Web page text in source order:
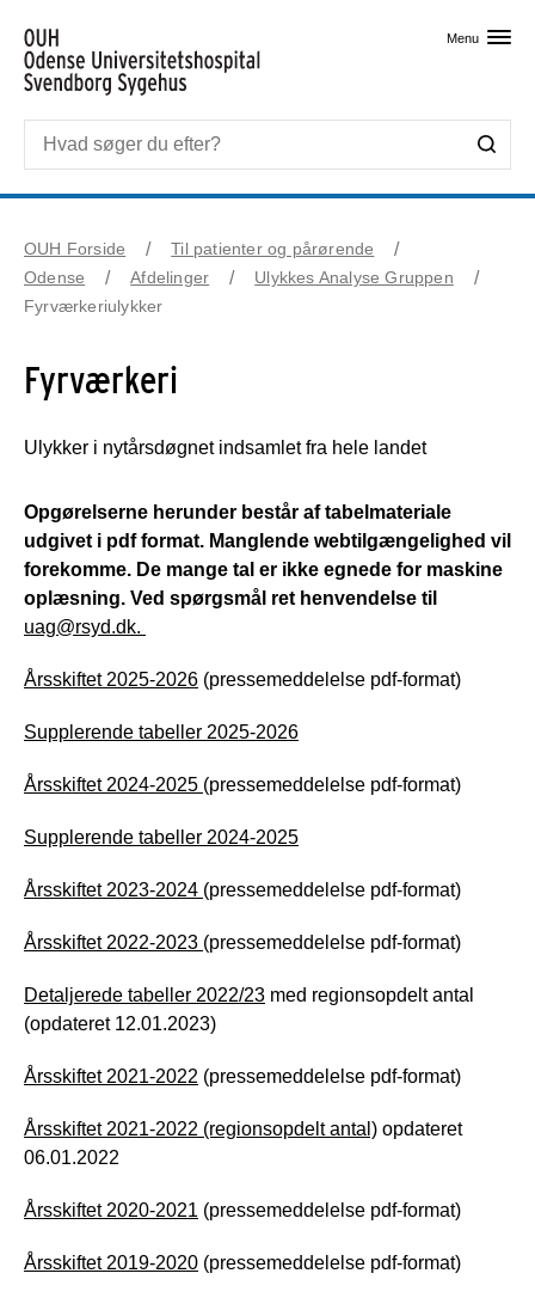
Menu
OUH Forside
Til patienter og pårørende
Odense
Afdelinger
Ulykkes Analyse Gruppen
Fyrværkeriulykker
Fyrværkeri
Ulykker i nytårsdøgnet indsamlet fra hele landet
Opgørelserne herunder består af tabelmateriale
udgivet i pdf format. Manglende webtilgængelighed vil
forekomme. De mange tal er ikke egnede for maskine
oplæsning. Ved spørgsmål ret henvendelse til
uag@rsyd.dk.
Årsskiftet 2025-2026 (pressemeddelelse pdf-format)
Supplerende tabeller 2025-2026
Årsskiftet 2024-2025 (pressemeddelelse pdf-format)
Supplerende tabeller 2024-2025
Årsskiftet 2023-2024 (pressemeddelelse pdf-format)
Årsskiftet 2022-2023 (pressemeddelelse pdf-format)
Detaljerede tabeller 2022/23 med regionsopdelt antal
(opdateret 12.01.2023)
Årsskiftet 2021-2022 (pressemeddelelse pdf-format)
Årsskiftet 2021-2022 (regionsopdelt antal) opdateret
06.01.2022
Årsskiftet 2020-2021 (pressemeddelelse pdf-format)
Årsskiftet 2019-2020 (pressemeddelelse pdf-format)